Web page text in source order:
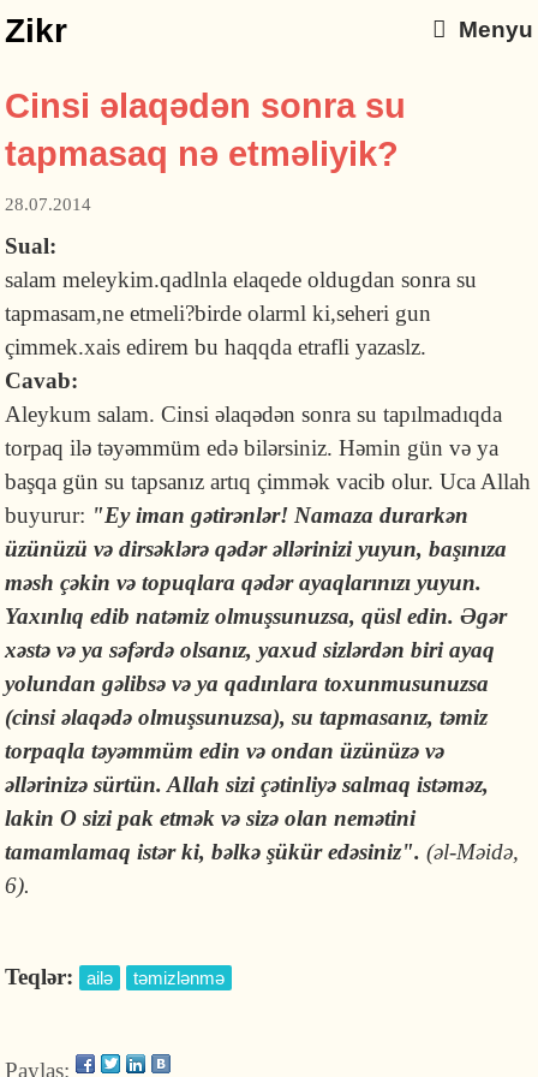
Zikr Menyu
Cinsi əlaqədən sonra su
tapmasaq nə etməliyik?
28.07.2014
Sual:
salam meleykim.qadlnla elaqede oldugdan sonra su
tapmasam,ne etmeli?birde olarml ki,seheri gun
çimmek.xais edirem bu haqqda etrafli yazaslz.
Cavab:
Aleykum salam. Cinsi əlaqədən sonra su tapılmadıqda
torpaq ilə təyəmmüm edə bilərsiniz. Həmin gün və ya
başqa gün su tapsanız artıq çimmək vacib olur. Uca Allah
buyurur: "Ey iman gətirənlər! Namaza durarkən
üzünüzü və dirsəklərə qədər əllərinizi yuyun, başınıza
məsh çəkin və topuqlara qədər ayaqlarınızı yuyun.
Yaxınlıq edib natəmiz olmuşsunuzsa, qüsl edin. Əgər
xəstə və ya səfərdə olsanız, yaxud sizlərdən biri ayaq
yolundan gəlibsə və ya qadınlara toxunmusunuzsa
(cinsi əlaqədə olmuşsunuzsa), su tapmasanız, təmiz
torpaqla təyəmmüm edin və ondan üzünüzə və
əllərinizə sürtün. Allah sizi çətinliyə salmaq istəməz,
lakin O sizi pak etmək və sizə olan nemətini
tamamlamaq istər ki, bəlkə şükür edəsiniz".(əl-Məidə,
6).
Teqlər: ailə təmizlənmə
Paylaş: